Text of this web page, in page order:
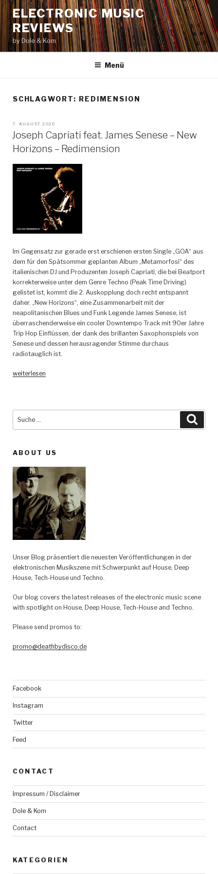
Zum
Inhalt
springen
ELECTRONIC MUSIC
REVIEWS
by Dole & Kom
Menü
SCHLAGWORT: REDIMENSION
VERÖFFENTLICHT
7. AUGUST 2020
Joseph Capriati feat. James Senese – New
Horizons – Redimension
Im Gegensatz zur gerade erst erschienen ersten Single „GOA“ aus
dem für den Spätsommer geplanten Album „Metamorfosi“ des
italienischen DJ und Produzenten Joseph Capriati, die bei Beatport
korrekterweise unter dem Genre Techno (Peak Time Driving)
gelistet ist, kommt die 2. Auskopplung doch recht entspannt
daher. „New Horizons“, eine Zusammenarbeit mit der
neapolitanischen Blues und Funk Legende James Senese, ist
überraschenderweise ein cooler Downtempo Track mit 90er Jahre
Trip Hop Einflüssen, der dank des brillanten Saxophonspiels von
Senese und dessen herausragender Stimme durchaus
radiotauglich ist.
„Joseph
–
Redimension“
weiterlesen
ABOUT US
Unser Blog präsentiert die neuesten Veröffentlichungen in der
elektronischen Musikszene mit Schwerpunkt auf House, Deep
House, Tech-House und Techno.
Our blog covers the latest releases of the electronic music scene
with spotlight on House, Deep House, Tech-House and Techno.
Please send promos to:
promo@deathbydisco.de
Facebook
Instagram
Twitter
Feed
CONTACT
Impressum / Disclaimer
Dole & Kom
Contact
KATEGORIEN